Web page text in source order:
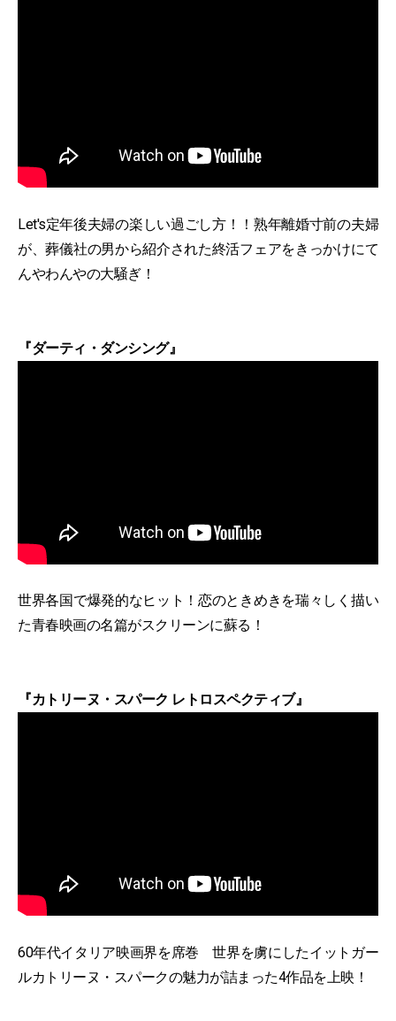
Let's定年後夫婦の楽しい過ごし方！！熟年離婚寸前の夫婦
が、葬儀社の男から紹介された終活フェアをきっかけにて
んやわんやの大騒ぎ！
『ダーティ・ダンシング』
世界各国で爆発的なヒット！恋のときめきを瑞々しく描い
た青春映画の名篇がスクリーンに蘇る！
『カトリーヌ・スパーク レトロスペクティブ』
60年代イタリア映画界を席巻 世界を虜にしたイットガー
ルカトリーヌ・スパークの魅力が詰まった4作品を上映！